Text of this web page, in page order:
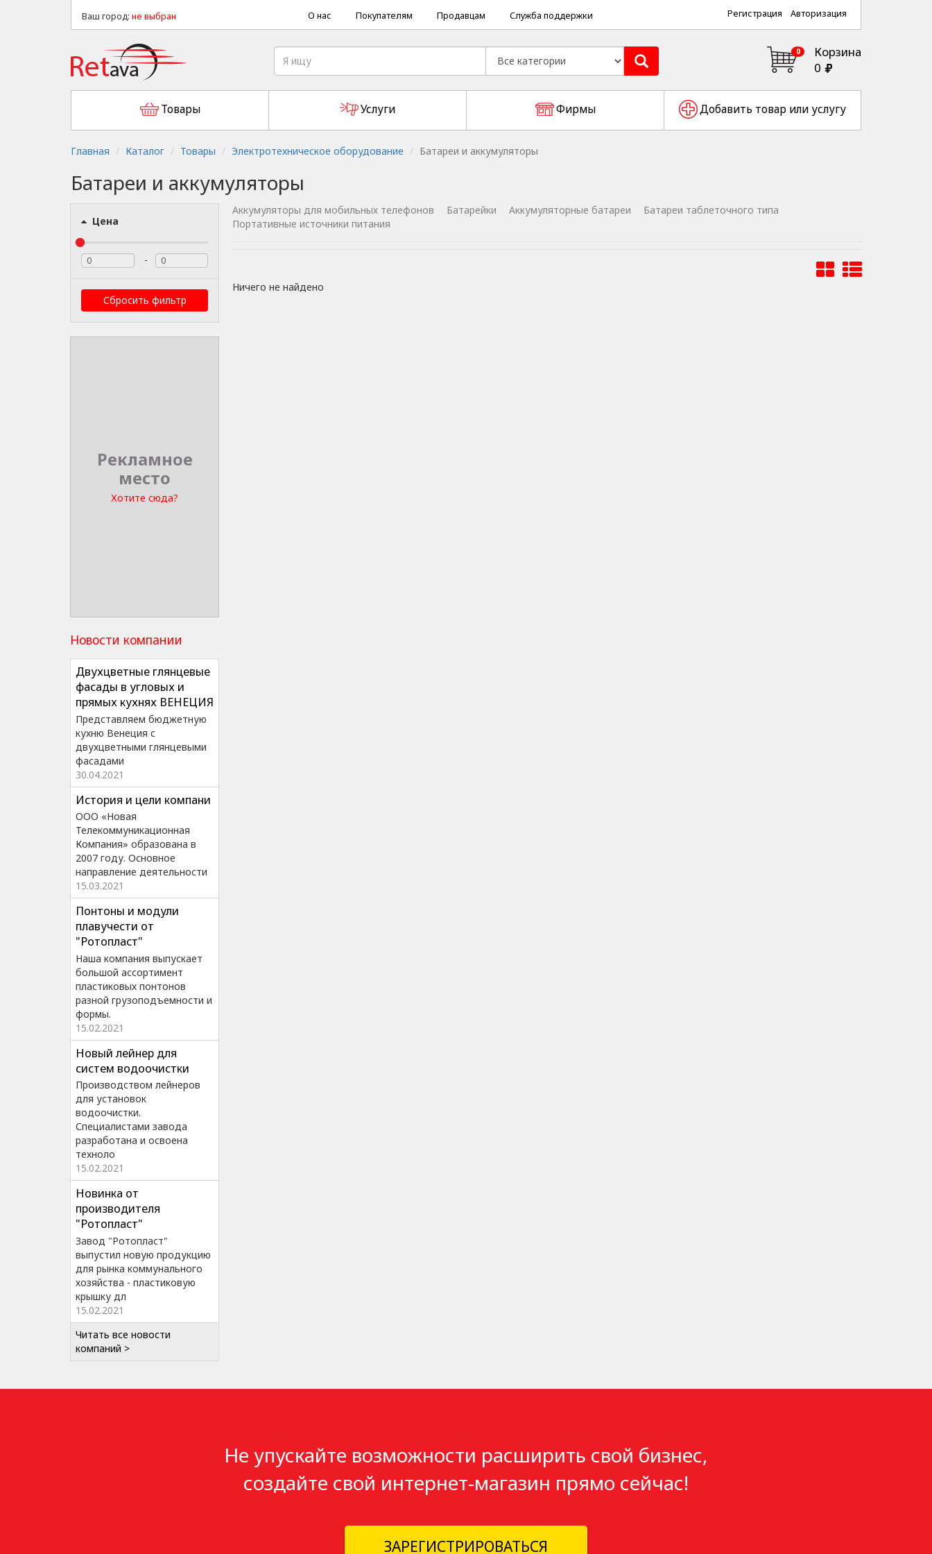
Ваш город: не выбран Регистрация Авторизация
О нас Покупателям Продавцам Служба поддержки
0
Корзина
0
Товары Услуги Фирмы Добавить товар или услугу
Главная Каталог Товары Электротехническое оборудование Батареи и аккумуляторы
Батареи и аккумуляторы
Цена
-
Сбросить фильтр
Рекламное
место
Хотите сюда?
Новости компании
Двухцветные глянцевые
фасады в угловых и
прямых кухнях ВЕНЕЦИЯ
Представляем бюджетную
кухню Венеция с
двухцветными глянцевыми
фасадами
30.04.2021
История и цели компани
ООО «Новая
Телекоммуникационная
Компания» образована в
2007 году. Основное
направление деятельности
15.03.2021
Понтоны и модули
плавучести от
"Ротопласт"
Наша компания выпускает
большой ассортимент
пластиковых понтонов
разной грузоподъемности и
формы.
15.02.2021
Новый лейнер для
систем водоочистки
Производством лейнеров
для установок
водоочистки.
Специалистами завода
разработана и освоена
техноло
15.02.2021
Новинка от
производителя
"Ротопласт"
Завод "Ротопласт"
выпустил новую продукцию
для рынка коммунального
хозяйства - пластиковую
крышку дл
15.02.2021
Читать все новости
компаний >
Аккумуляторы для мобильных телефонов Батарейки Аккумуляторные батареи
Батареи таблеточного типа
Портативные источники питания
Ничего не найдено
Не упускайте возможности расширить свой бизнес,
создайте свой интернет-магазин прямо сейчас!
ЗАРЕГИСТРИРОВАТЬСЯ